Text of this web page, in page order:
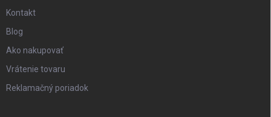
Kontakt
Blog
Ako nakupovať
Vrátenie tovaru
Reklamačný poriadok